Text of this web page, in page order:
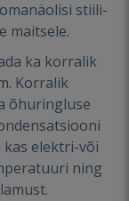
stiili-
maitsele.
ka korralik
Korralik
õhuringluse
kas elektri-või
ning